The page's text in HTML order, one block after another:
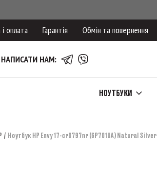
оплата Гарантія Обмін та повернення
НАПИСАТИ НАМ:
НОУТБУКИ
Ноутбук HP Envy 17-cr0797nr (6P701UA) Natural Silver